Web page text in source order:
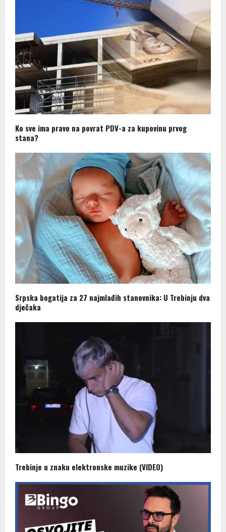
Ko sve ima pravo na povrat PDV-a za kupovinu prvog
stana?
Srpska bogatija za 27 najmlađih stanovnika: U Trebinju dva
dječaka
Trebinje u znaku elektronske muzike (VIDEO)